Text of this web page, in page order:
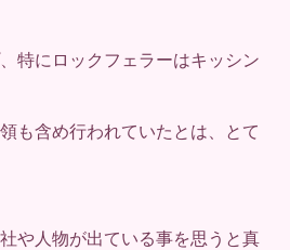
特にロックフェラーはキッシン
も含め行われていたとは、とて
や人物が出ている事を思うと真